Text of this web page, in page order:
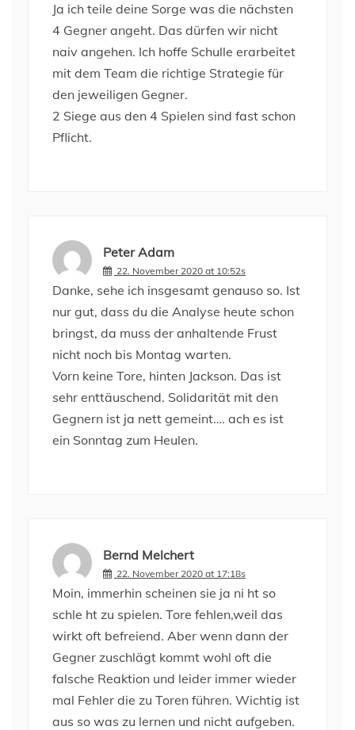
Ja ich teile deine Sorge was die nächsten
4 Gegner angeht. Das dürfen wir nicht
naiv angehen. Ich hoffe Schulle erarbeitet
mit dem Team die richtige Strategie für
den jeweiligen Gegner.
2 Siege aus den 4 Spielen sind fast schon
Pflicht.
Peter Adam
22. November 2020 at 10:52s
Danke, sehe ich insgesamt genauso so. Ist
nur gut, dass du die Analyse heute schon
bringst, da muss der anhaltende Frust
nicht noch bis Montag warten.
Vorn keine Tore, hinten Jackson. Das ist
sehr enttäuschend. Solidarität mit den
Gegnern ist ja nett gemeint…. ach es ist
ein Sonntag zum Heulen.
Bernd Melchert
22. November 2020 at 17:18s
Moin, immerhin scheinen sie ja ni ht so
schle ht zu spielen. Tore fehlen,weil das
wirkt oft befreiend. Aber wenn dann der
Gegner zuschlägt kommt wohl oft die
falsche Reaktion und leider immer wieder
mal Fehler die zu Toren führen. Wichtig ist
aus so was zu lernen und nicht aufgeben.